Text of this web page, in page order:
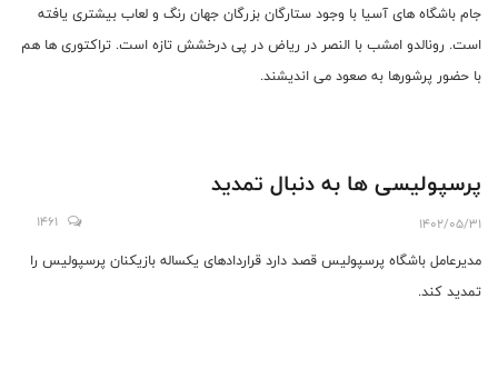
جام باشگاه های آسیا با وجود ستارگان بزرگان جهان رنگ و لعاب بیشتری یافته
است. رونالدو امشب با النصر در ریاض در پی درخشش تازه است. تراکتوری ها هم
با حضور پرشورها به صعود می اندیشند.
پرسپولیسی‌ ها به دنبال تمدید
1402/05/31
1461
مديرعامل باشگاه پرسپولیس قصد دارد قراردادهای یکساله بازیکنان پرسپولیس را
تمدید کند.